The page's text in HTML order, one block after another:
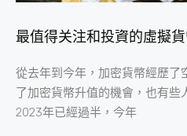
最值得关注和投資的虛擬
從去年到今年，加密貨幣經歷了
了加密貨幣升值的機會，也有些
2023年已經過半，今年